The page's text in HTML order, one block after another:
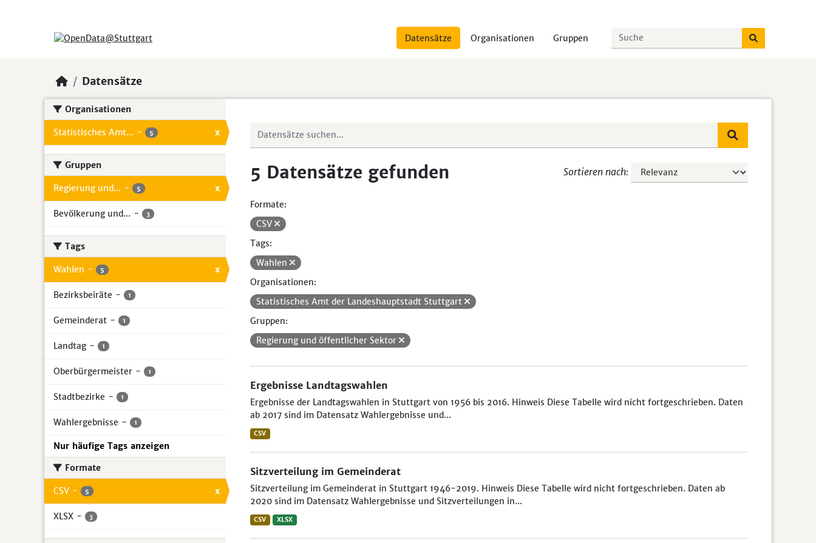
Datensätze Organisationen Gruppen
Datensätze
Organisationen
Statistisches Amt... - 5 x
Gruppen
Regierung und... - 5 x
Bevölkerung und... - 3
Tags
Wahlen - 5 x
Bezirksbeiräte - 1
Gemeinderat - 1
Landtag - 1
Oberbürgermeister - 1
Stadtbezirke - 1
Wahlergebnisse - 1
Nur häufige Tags anzeigen
Formate
CSV - 5 x
XLSX - 3
Sortieren nach
5 Datensätze gefunden
Formate:
CSV
Tags:
Wahlen
Organisationen:
Statistisches Amt der Landeshauptstadt Stuttgart
Gruppen:
Regierung und öffentlicher Sektor
Ergebnisse Landtagswahlen
Ergebnisse der Landtagswahlen in Stuttgart von 1956 bis 2016. Hinweis Diese Tabelle wird nicht fortgeschrieben. Daten
ab 2017 sind im Datensatz Wahlergebnisse und...
CSV
Sitzverteilung im Gemeinderat
Sitzverteilung im Gemeinderat in Stuttgart 1946-2019. Hinweis Diese Tabelle wird nicht fortgeschrieben. Daten ab
2020 sind im Datensatz Wahlergebnisse und Sitzverteilungen in...
CSV XLSX